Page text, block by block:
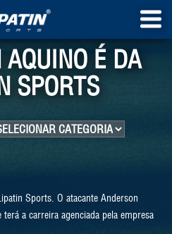
É DA
SPORTS
Sports. O atacante Anderson
a carreira agenciada pela empresa